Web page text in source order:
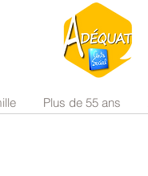
Plus de 55 ans